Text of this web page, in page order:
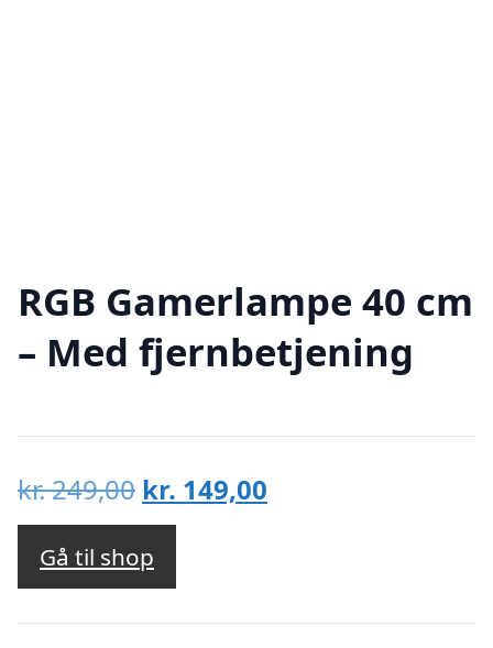
RGB Gamerlampe 40 cm
– Med fjernbetjening
kr.249,00 Den
oprindelige
pris
var:
kr. 249,00.
kr. 149,00
kr. 149,00.
Gå til shop